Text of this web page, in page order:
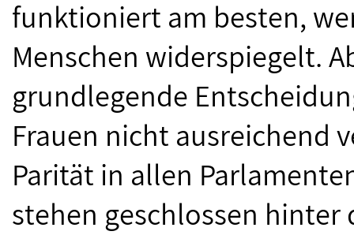
funktioniert am besten,
Menschen widerspiegelt.
grundlegende
Frauen nicht ausreichend
Parität in allen
stehen geschlossen